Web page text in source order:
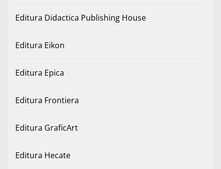
Editura Didactica Publishing House
Editura Eikon
Editura Epica
Editura Frontiera
Editura GraficArt
Editura Hecate